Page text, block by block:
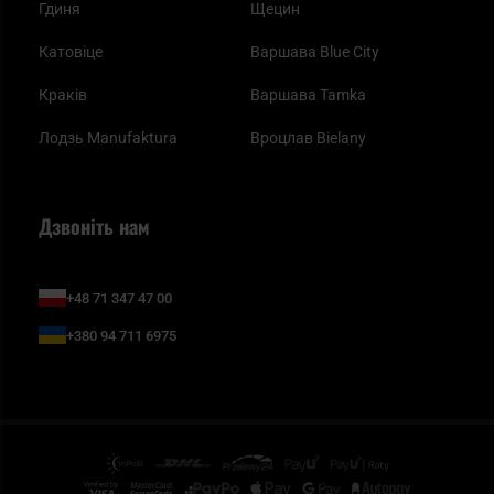
Гдиня
Катовіце
Краків
Лодзь Manufaktura
Щецин
Варшава Blue City
Варшава Tamka
Вроцлав Bielany
Дзвоніть нам
+48 71 347 47 00
+380 94 711 6975